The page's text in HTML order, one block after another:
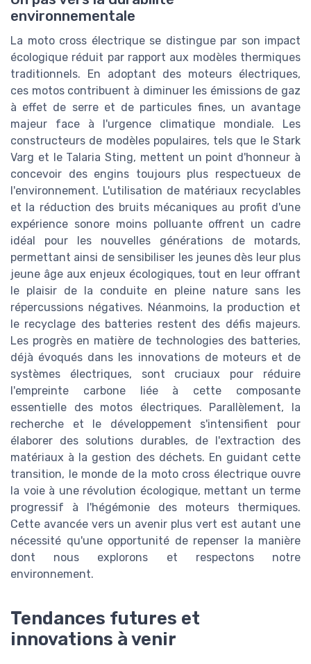
environnementale
La moto cross électrique se distingue par son impact
écologique réduit par rapport aux modèles thermiques
traditionnels. En adoptant des moteurs électriques,
ces motos contribuent à diminuer les émissions de gaz
à effet de serre et de particules fines, un avantage
majeur face à l'urgence climatique mondiale. Les
constructeurs de modèles populaires, tels que le Stark
Varg et le Talaria Sting, mettent un point d'honneur à
concevoir des engins toujours plus respectueux de
l'environnement. L'utilisation de matériaux recyclables
et la réduction des bruits mécaniques au profit d'une
expérience sonore moins polluante offrent un cadre
idéal pour les nouvelles générations de motards,
permettant ainsi de sensibiliser les jeunes dès leur plus
jeune âge aux enjeux écologiques, tout en leur offrant
le plaisir de la conduite en pleine nature sans les
répercussions négatives. Néanmoins, la production et
le recyclage des batteries restent des défis majeurs.
Les progrès en matière de technologies des batteries,
déjà évoqués dans les innovations de moteurs et de
systèmes électriques, sont cruciaux pour réduire
l'empreinte carbone liée à cette composante
essentielle des motos électriques. Parallèlement, la
recherche et le développement s'intensifient pour
élaborer des solutions durables, de l'extraction des
matériaux à la gestion des déchets. En guidant cette
transition, le monde de la moto cross électrique ouvre
la voie à une révolution écologique, mettant un terme
progressif à l'hégémonie des moteurs thermiques.
Cette avancée vers un avenir plus vert est autant une
nécessité qu'une opportunité de repenser la manière
dont nous explorons et respectons notre
environnement.
Tendances futures et
innovations à venir